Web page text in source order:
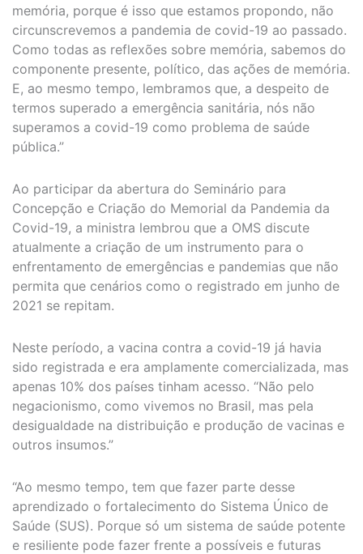
memória, porque é isso que estamos propondo, não
circunscrevemos a pandemia de covid-19 ao passado.
Como todas as reflexões sobre memória, sabemos do
componente presente, político, das ações de memória.
E, ao mesmo tempo, lembramos que, a despeito de
termos superado a emergência sanitária, nós não
superamos a covid-19 como problema de saúde
pública.”
Ao participar da abertura do Seminário para
Concepção e Criação do Memorial da Pandemia da
Covid-19, a ministra lembrou que a OMS discute
atualmente a criação de um instrumento para o
enfrentamento de emergências e pandemias que não
permita que cenários como o registrado em junho de
2021 se repitam.
Neste período, a vacina contra a covid-19 já havia
sido registrada e era amplamente comercializada, mas
apenas 10% dos países tinham acesso. “Não pelo
negacionismo, como vivemos no Brasil, mas pela
desigualdade na distribuição e produção de vacinas e
outros insumos.”
“Ao mesmo tempo, tem que fazer parte desse
aprendizado o fortalecimento do Sistema Único de
Saúde (SUS). Porque só um sistema de saúde potente
e resiliente pode fazer frente a possíveis e futuras